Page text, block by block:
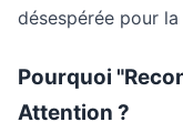
désespérée pour
Pourquoi
Attention ?